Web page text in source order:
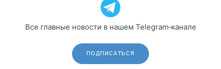
Все главные новости в нашем Telegram‑канале
ПОДПИСАТЬСЯ